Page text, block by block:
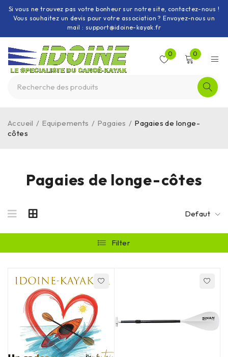
Si vous ne trouvez pas votre bonheur sur notre site, contactez-nous !
Vous souhaitez un devis pour votre association ? Envoyez-nous un
mail : support@idoine-kayak.fr
0 0
Pagaies de longe-côtes
Accueil / Equipements / Pagaies / Pagaies de longe-
côtes
Defaut
Filter